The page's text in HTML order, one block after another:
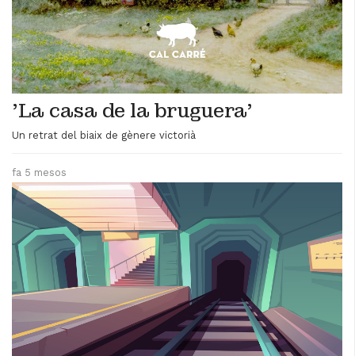
'La casa de la bruguera'
Un retrat del biaix de gènere victorià
fa 5 mesos